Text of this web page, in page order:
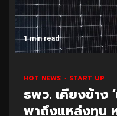
1 min read
HOT NEWS START UP
ธพว. เคียงข้าง
พาถึงแหล่งทุน